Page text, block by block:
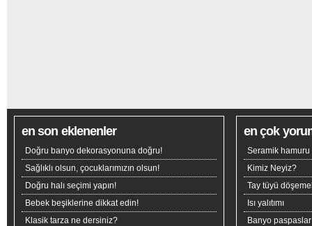
en son eklenenler
Doğru banyo dekorasyonuna doğru!
Sağlıklı olsun, çocuklarımızın olsun!
Doğru halı seçimi yapın!
Bebek beşiklerine dikkat edin!
Klasik tarza ne dersiniz?
en çok
Seramik hamuru
Kimiz Neyiz?
Tay tüyü
Isı yalıtımı
Banyo